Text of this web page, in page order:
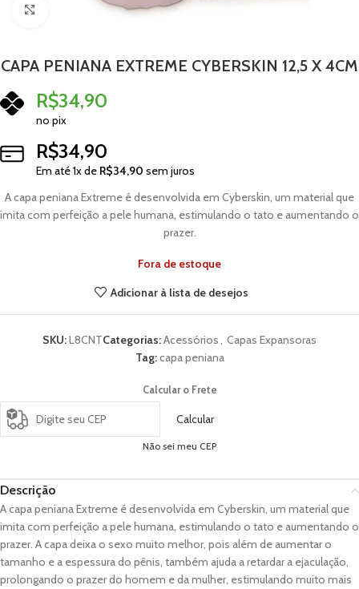
Clique para ampliar
CAPA PENIANA EXTREME CYBERSKIN 12,5 X 4CM
R$34,90
no pix
R$34,90
Em até1x de R$34,90 sem juros
A capa peniana Extreme é desenvolvida em Cyberskin, um material que
imita com perfeição a pele humana, estimulando o tato e aumentando o
prazer.
Fora de estoque
Adicionar à lista de desejos
SKU:L8CNTCategorias:Acessórios, Capas Expansoras
Tag:capa peniana
Calcular o Frete
Calcular
Não sei meu CEP
Descrição
A capa peniana Extreme é desenvolvida em Cyberskin, um material que
imita com perfeição a pele humana, estimulando o tato e aumentando o
prazer. A capa deixa o sexo muito melhor, pois além de aumentar o
tamanho e a espessura do pênis, também ajuda a retardar a ejaculação,
prolongando o prazer do homem e da mulher, estimulando muito mais